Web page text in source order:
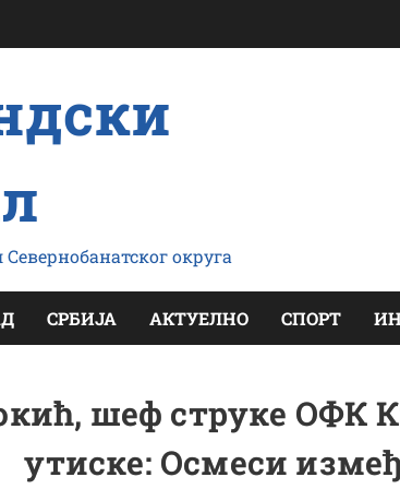
округа
СРБИЈА АКТУЕЛНО СПОРТ
шеф струке ОФК
утиске: Осмеси